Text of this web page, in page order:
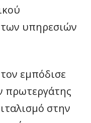
υπηρεσιών
εμπόδισε
πρωτεργάτης
στην